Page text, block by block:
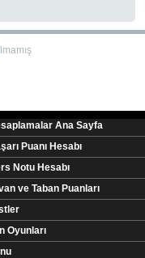
Ana Sayfa
Puanı Hesabı
Notu Hesabı
ve Taban Puanları
Oyunları